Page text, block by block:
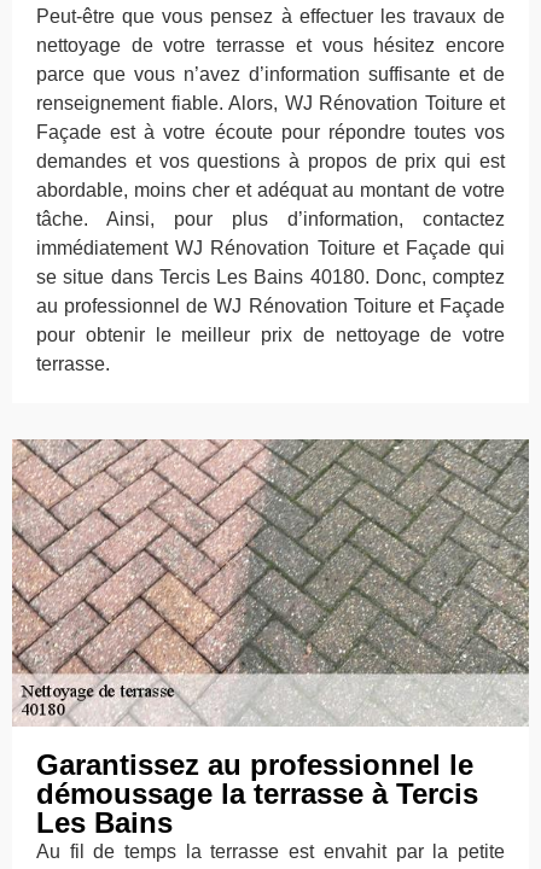
Peut-être que vous pensez à effectuer les travaux de
nettoyage de votre terrasse et vous hésitez encore
parce que vous n’avez d’information suffisante et de
renseignement fiable. Alors, WJ Rénovation Toiture et
Façade est à votre écoute pour répondre toutes vos
demandes et vos questions à propos de prix qui est
abordable, moins cher et adéquat au montant de votre
tâche. Ainsi, pour plus d’information, contactez
immédiatement WJ Rénovation Toiture et Façade qui
se situe dans Tercis Les Bains 40180. Donc, comptez
au professionnel de WJ Rénovation Toiture et Façade
pour obtenir le meilleur prix de nettoyage de votre
terrasse.
Garantissez au professionnel le
démoussage la terrasse à Tercis
Les Bains
Au fil de temps la terrasse est envahit par la petite